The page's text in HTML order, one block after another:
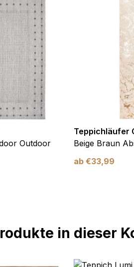
Outdoor
Teppichläufer
Beige Braun
ab €33,99
in dieser